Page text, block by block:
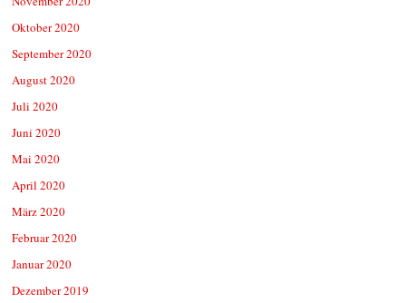
Oktober 2020
September 2020
August 2020
Juli 2020
Juni 2020
Mai 2020
April 2020
März 2020
Februar 2020
Januar 2020
Dezember 2019